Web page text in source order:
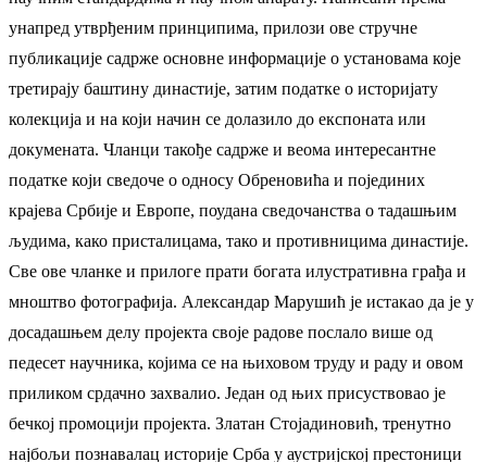
унапред утврђеним принципима, прилози ове стручне
публикације садрже основне информације о установама које
третирају баштину династије, затим податке о историјату
колекција и на који начин се долазило до експоната или
докумената. Чланци такође садрже и веома интересантне
податке који сведоче о односу Обреновића и појединих
крајева Србије и Европе, поудана сведочанства о тадашњим
људима, како присталицама, тако и противницима династије.
Све ове чланке и прилоге прати богата илустративна грађа и
мноштво фотографија. Александар Марушић је истакао да је у
досадашњем делу пројекта своје радове послало више од
педесет научника, којима се на њиховом труду и раду и овом
приликом срдачно захвалио. Један од њих присуствовао је
бечкој промоцији пројекта. Златан Стојадиновић, тренутно
најбољи познавалац историје Срба у аустријској престоници